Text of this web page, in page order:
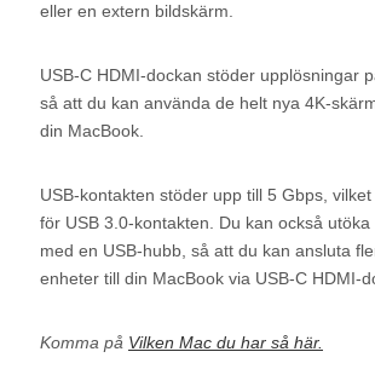
eller en extern bildskärm.
USB-C HDMI-dockan stöder upplösningar
så att du kan använda de helt nya 4K-
din MacBook.
USB-kontakten stöder upp till 5 Gbps,
för USB 3.0-kontakten. Du kan också utöka
med en USB-hubb, så att du kan ansluta
enheter till din MacBook via USB-C HDMI-
Komma på Vilken Mac du har så här.